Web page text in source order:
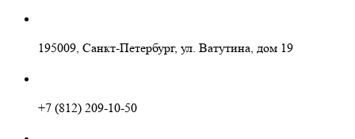
195009, Санкт-Петербург, ул. Ватутина, дом 19
+7 (812) 209-10-50